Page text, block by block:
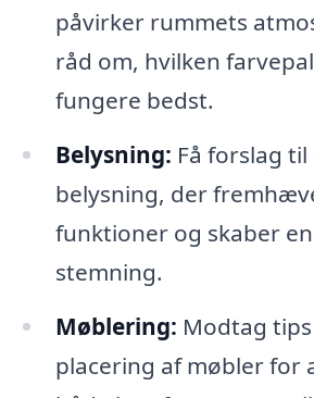
påvirker rummets
råd om, hvilken
fungere bedst.
Belysning: Få forslag
belysning, der
funktioner og skaber
stemning.
Møblering: Modtag
placering af møbler for